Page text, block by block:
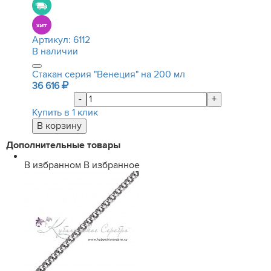
Артикул: 6112
В наличии
Стакан серия "Венеция" на 200 мл
36 616
-
+
Купить в 1 клик
Дополнительные товары
В избранном В избранное